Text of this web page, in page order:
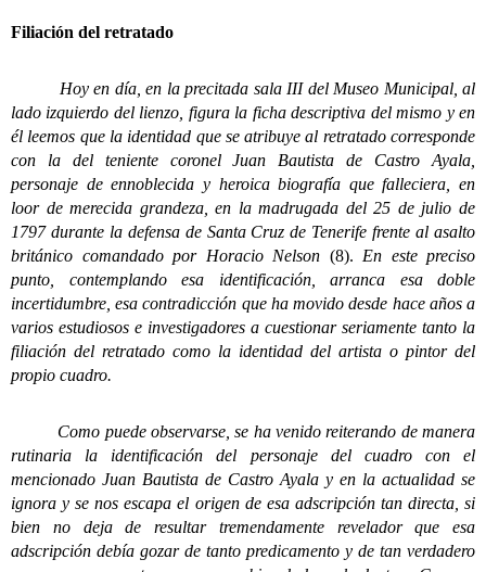
Filiación del retratado
Hoy en día, en la precitada sala III del Museo Municipal, al
lado izquierdo del lienzo, figura la ficha descriptiva del mismo y en
él leemos que la identidad que se atribuye al retratado corresponde
con la del teniente coronel Juan Bautista de Castro Ayala,
personaje de ennoblecida y heroica biografía que falleciera, en
loor de merecida grandeza, en la madrugada del 25 de julio de
1797 durante la defensa de Santa Cruz de Tenerife frente al asalto
británico comandado por Horacio Nelson (8). En este preciso
punto, contemplando esa identificación, arranca esa doble
incertidumbre, esa contradicción que ha movido desde hace años a
varios estudiosos e investigadores a cuestionar seriamente tanto la
filiación del retratado como la identidad del artista o pintor del
propio cuadro.
Como puede observarse, se ha venido reiterando de manera
rutinaria la identificación del personaje del cuadro con el
mencionado Juan Bautista de Castro Ayala y en la actualidad se
ignora y se nos escapa el origen de esa adscripción tan directa, si
bien no deja de resultar tremendamente revelador que esa
adscripción debía gozar de tanto predicamento y de tan verdadero